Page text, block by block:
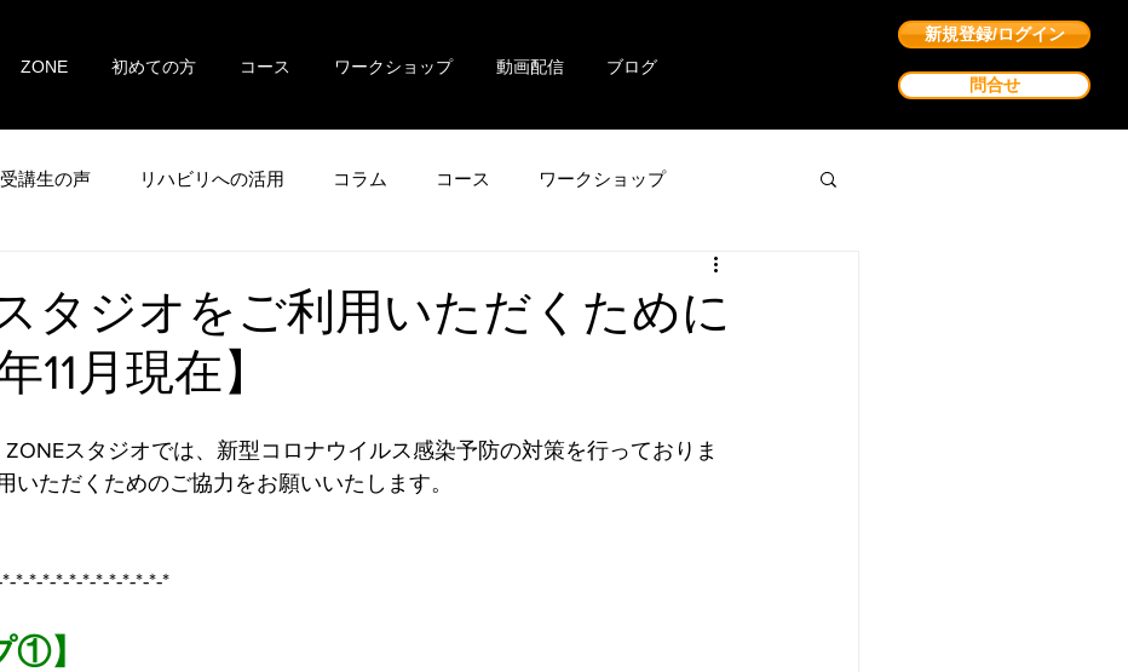
ZONE 初めての方 コース ワークショップ 動画配信 ブログ
新規登録/ログイン
問合せ
受講生の声 リハビリへの活用 コラム コース ワークショップ
タジオをご利用いただくために
11月現在】
ZONEスタジオでは、新型コロナウイルス感染予防の対策を行っておりま
いただくためのご協力をお願いいたします。
*-*-*-*-*-*-*-*-*-*-*-*
①】